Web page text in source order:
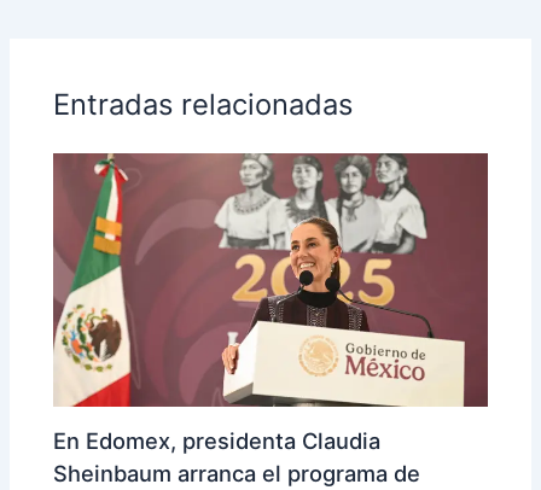
Entradas relacionadas
En Edomex, presidenta Claudia
Sheinbaum arranca el programa de